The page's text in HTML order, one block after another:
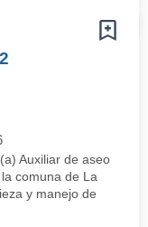
Auxiliar de aseo
comuna de La
y manejo de